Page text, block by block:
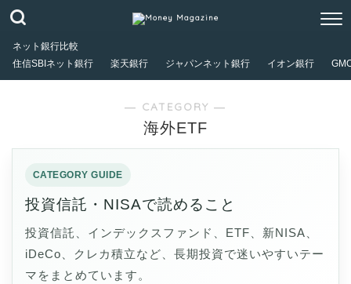
ネット銀行比較
住信SBIネット銀行
楽天銀行 ジャパンネット銀行 イオン銀行
― CATEGORY ―
海外ETF
投資信託・NISAで読めること
投資信託、インデックスファンド、ETF、新NISA、
iDeCo、クレカ積立など、長期投資で迷いやすいテー
マをまとめています。